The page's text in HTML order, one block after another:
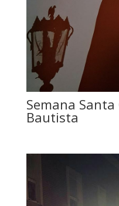
Semana
Bautista